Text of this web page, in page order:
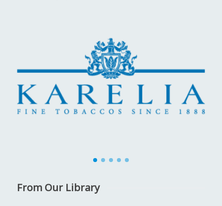
From Our Library